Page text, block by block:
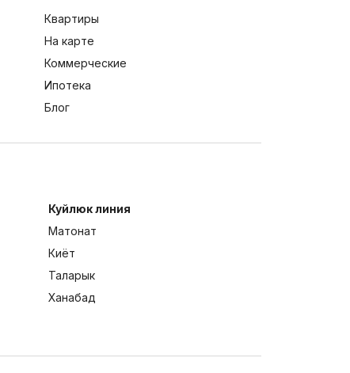
Квартиры
На карте
Коммерческие
Ипотека
Блог
Куйлюк линия
Матонат
Киёт
Таларык
Ханабад